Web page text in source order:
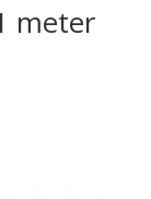
meter